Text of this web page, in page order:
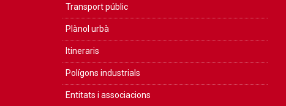
Transport públic
Plànol urbà
Itineraris
Polígons industrials
Entitats i associacions